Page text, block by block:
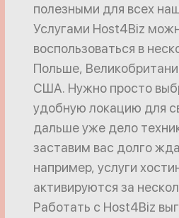
полезными для всех
Услугами Host4Biz
воспользоваться в
Польше,
США. Нужно просто
удобную локацию для
дальше уже дело
заставим вас долго
например, услуги
активируются за
Работать с Host4Biz